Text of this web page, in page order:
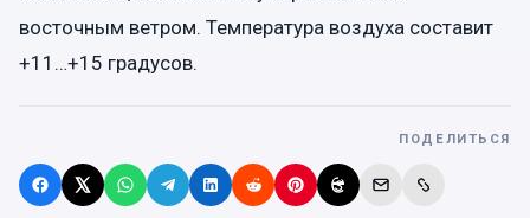
восточным ветром. Температура воздуха составит
+11…+15 градусов.
ПОДЕЛИТЬСЯ